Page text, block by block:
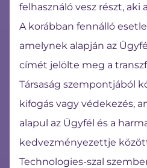
felhasználó vesz részt, aki
A korábban fennálló
amelynek alapján az
címét jelölte meg a
Társaság szempontjából
kifogás vagy védekezés,
alapul az Ügyfél és a
kedvezményezettje
Technologies-szal